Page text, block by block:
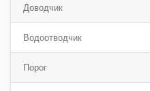
Доводчик
Водоотводчик
Порог